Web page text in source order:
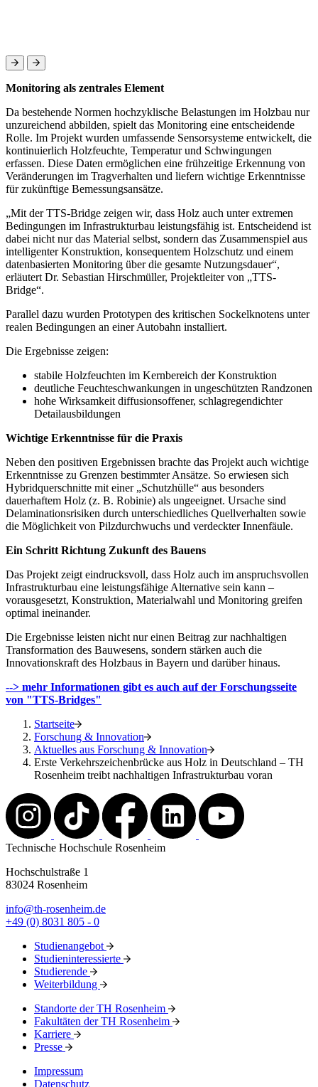
Monitoring als zentrales Element
Da bestehende Normen hochzyklische Belastungen im Holzbau nur
unzureichend abbilden, spielt das Monitoring eine entscheidende
Rolle. Im Projekt wurden umfassende Sensorsysteme entwickelt, die
kontinuierlich Holzfeuchte, Temperatur und Schwingungen
erfassen. Diese Daten ermöglichen eine frühzeitige Erkennung von
Veränderungen im Tragverhalten und liefern wichtige Erkenntnisse
für zukünftige Bemessungsansätze.
„Mit der TTS-Bridge zeigen wir, dass Holz auch unter extremen
Bedingungen im Infrastrukturbau leistungsfähig ist. Entscheidend ist
dabei nicht nur das Material selbst, sondern das Zusammenspiel aus
intelligenter Konstruktion, konsequentem Holzschutz und einem
datenbasierten Monitoring über die gesamte Nutzungsdauer“,
erläutert Dr. Sebastian Hirschmüller, Projektleiter von „TTS-
Bridge“.
Parallel dazu wurden Prototypen des kritischen Sockelknotens unter
realen Bedingungen an einer Autobahn installiert.
Die Ergebnisse zeigen:
stabile Holzfeuchten im Kernbereich der Konstruktion
deutliche Feuchteschwankungen in ungeschützten Randzonen
hohe Wirksamkeit diffusionsoffener, schlagregendichter
Detailausbildungen
Wichtige Erkenntnisse für die Praxis
Neben den positiven Ergebnissen brachte das Projekt auch wichtige
Erkenntnisse zu Grenzen bestimmter Ansätze. So erwiesen sich
Hybridquerschnitte mit einer „Schutzhülle“ aus besonders
dauerhaftem Holz (z. B. Robinie) als ungeeignet. Ursache sind
Delaminationsrisiken durch unterschiedliches Quellverhalten sowie
die Möglichkeit von Pilzdurchwuchs und verdeckter Innenfäule.
Ein Schritt Richtung Zukunft des Bauens
Das Projekt zeigt eindrucksvoll, dass Holz auch im anspruchsvollen
Infrastrukturbau eine leistungsfähige Alternative sein kann –
vorausgesetzt, Konstruktion, Materialwahl und Monitoring greifen
optimal ineinander.
Die Ergebnisse leisten nicht nur einen Beitrag zur nachhaltigen
Transformation des Bauwesens, sondern stärken auch die
Innovationskraft des Holzbaus in Bayern und darüber hinaus.
--> mehr Informationen gibt es auch auf der Forschungsseite
von "TTS-Bridges"
Startseite
Forschung & Innovation
Aktuelles aus Forschung & Innovation
Erste Verkehrszeichenbrücke aus Holz in Deutschland – TH
Rosenheim treibt nachhaltigen Infrastrukturbau voran
Technische Hochschule Rosenheim
Hochschulstraße 1
83024 Rosenheim
info@th-rosenheim.de
+49 (0) 8031 805 - 0
Studienangebot
Studieninteressierte
Studierende
Weiterbildung
Standorte der TH Rosenheim
Fakultäten der TH Rosenheim
Karriere
Presse
Impressum
Datenschutz